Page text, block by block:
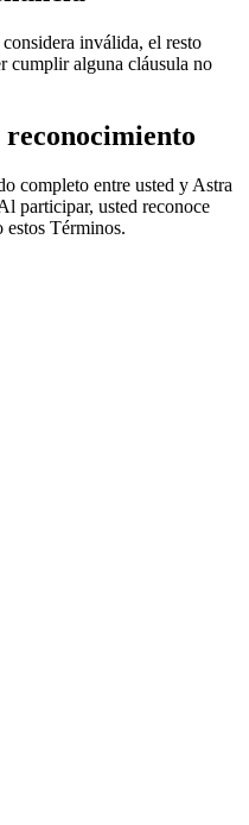
inválida, el resto
cumplir alguna cláusula no
completo entre usted y Astra
participar, usted reconoce
estos Términos.